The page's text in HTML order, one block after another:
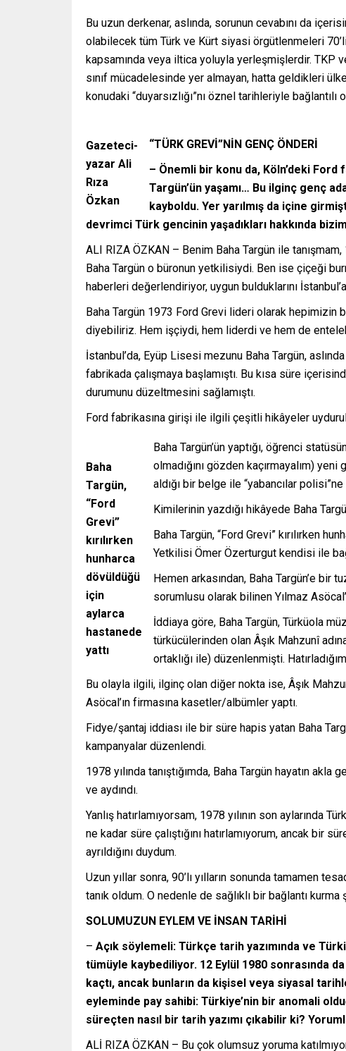
Bu uzun derkenar, aslında, sorunun cevabını da
olabilecek tüm Türk ve Kürt siyasi örgütlenmeleri
kapsamında veya iltica yoluyla yerleşmişlerdir. TKP
sınıf mücadelesinde yer almayan, hatta geldikleri
konudaki “duyarsızlığı”nı öznel tarihleriyle
Gazeteci-
yazar Ali
Rıza
Özkan
“TÜRK GREVİ”NİN GENÇ ÖNDERİ
– Önemli bir konu da, Köln’deki
Targün’ün yaşamı… Bu ilginç genç
kayboldu. Yer yarılmış da içine
devrimci Türk gencinin yaşadıkları hakkında
ALI RIZA ÖZKAN – Benim Baha Targün ile
Baha Targün o büronun yetkilisiydi. Ben ise çiçeği
haberleri değerlendiriyor, uygun bulduklarını
Baha Targün 1973 Ford Grevi lideri olarak hepimizin
diyebiliriz. Hem işçiydi, hem liderdi ve hem de
İstanbul’da, Eyüp Lisesi mezunu Baha Targün,
fabrikada çalışmaya başlamıştı. Bu kısa süre
durumunu düzeltmesini sağlamıştı.
Ford fabrikasına girişi ile ilgili çeşitli hikâyeler
Baha
Targün,
“Ford
Grevi”
kırılırken
hunharca
dövüldüğü
için
aylarca
hastanede
yattı
Baha Targün’ün yaptığı, öğrenci
olmadığını gözden kaçırmayalım)
aldığı bir belge ile “yabancılar
Kimilerinin yazdığı hikâyede Baha
Baha Targün, “Ford Grevi” kırılırken
Yetkilisi Ömer Özerturgut kendisi ile
Hemen arkasından, Baha Targün’e bir
sorumlusu olarak bilinen Yılmaz
İddiaya göre, Baha Targün, Türküola
türkücülerinden olan Âşık Mahzunî
ortaklığı ile) düzenlenmişti.
Bu olayla ilgili, ilginç olan diğer nokta ise, Âşık
Asöcal’ın firmasına kasetler/albümler yaptı.
Fidye/şantaj iddiası ile bir süre hapis yatan Baha
kampanyalar düzenlendi.
1978 yılında tanıştığımda, Baha Targün hayatın
ve aydındı.
Yanlış hatırlamıyorsam, 1978 yılının son aylarında
ne kadar süre çalıştığını hatırlamıyorum, ancak bir
ayrıldığını duydum.
Uzun yıllar sonra, 90’lı yılların sonunda tamamen
tanık oldum. O nedenle de sağlıklı bir bağlantı kurma
SOLUMUZUN EYLEM VE İNSAN TARİHİ
– Açık söylemeli: Türkçe tarih yazımında ve
tümüyle kaybediliyor. 12 Eylül 1980 sonrasında
kaçtı, ancak bunların da kişisel veya siyasal
eyleminde pay sahibi: Türkiye’nin bir anomali
süreçten nasıl bir tarih yazımı çıkabilir ki?
ALİ RIZA ÖZKAN – Bu çok olumsuz yoruma